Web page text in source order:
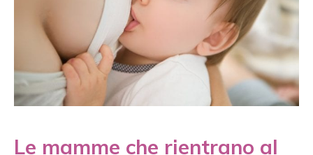
Le mamme che rientrano al